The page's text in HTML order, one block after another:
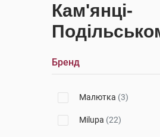
Кам'янці-
Бренд
Малютка (3)
Milupa (22)